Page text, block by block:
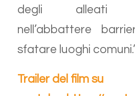
degli alleati
nell’abbattere
sfatare luoghi
Trailer del film su